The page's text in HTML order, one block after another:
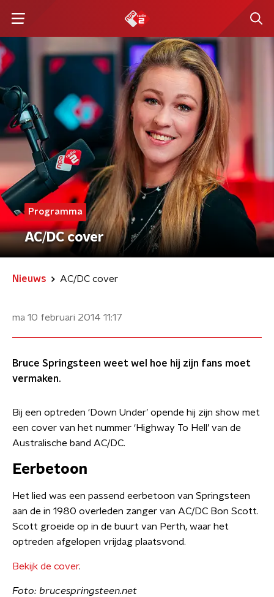
Programma
AC/DC cover
Nieuws AC/DC cover
ma 10 februari 2014 11:17
Bruce Springsteen weet wel hoe hij zijn fans moet
vermaken.
Bij een optreden ‘Down Under’ opende hij zijn show met
een cover van het nummer ‘Highway To Hell’ van de
Australische band AC/DC.
Eerbetoon
Het lied was een passend eerbetoon van Springsteen
aan de in 1980 overleden zanger van AC/DC Bon Scott.
Scott groeide op in de buurt van Perth, waar het
optreden afgelopen vrijdag plaatsvond.
Bekijk de cover.
Foto: brucespringsteen.net